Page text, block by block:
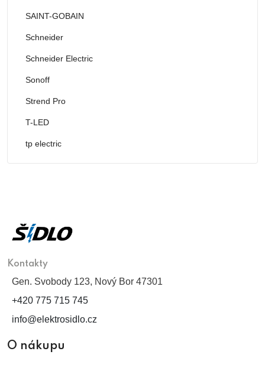
SAINT-GOBAIN
Schneider
Schneider Electric
Sonoff
Strend Pro
T-LED
tp electric
Kontakty
Gen. Svobody 123, Nový Bor 47301
+420 775 715 745
info@elektrosidlo.cz
O nákupu